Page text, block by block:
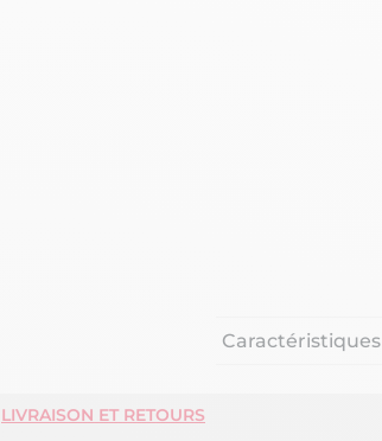
Caractéristiques
LIVRAISON ET RETOURS